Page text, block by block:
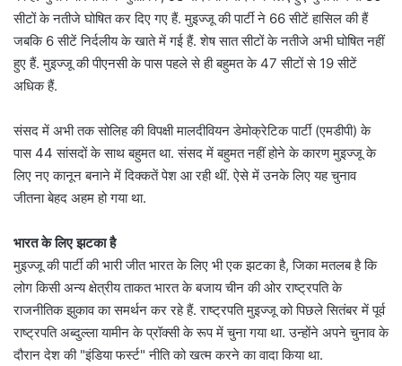
सीटों के नतीजे घोषित कर दिए गए हैं. मुइज्जू की पार्टी ने 66 सीटें हासिल की हैं
जबकि 6 सीटें निर्दलीय के खाते में गई हैं. शेष सात सीटों के नतीजे अभी घोषित नहीं
हुए हैं. मुइज्जू की पीएनसी के पास पहले से ही बहुमत के 47 सीटों से 19 सीटें
अधिक हैं.
संसद में अभी तक सोलिह की विपक्षी मालदीवियन डेमोक्रेटिक पार्टी (एमडीपी) के
पास 44 सांसदों के साथ बहुमत था. संसद में बहुमत नहीं होने के कारण मुइज्जू के
लिए नए कानून बनाने में दिक्कतें पेश आ रही थीं. ऐसे में उनके लिए यह चुनाव
जीतना बेहद अहम हो गया था.
भारत के लिए झटका है
मुइज्जू की पार्टी की भारी जीत भारत के लिए भी एक झटका है, जिका मतलब है कि
लोग किसी अन्य क्षेत्रीय ताकत भारत के बजाय चीन की ओर राष्ट्रपति के
राजनीतिक झुकाव का समर्थन कर रहे हैं. राष्ट्रपति मुइज्जू को पिछले सितंबर में पूर्व
राष्ट्रपति अब्दुल्ला यामीन के प्रॉक्सी के रूप में चुना गया था. उन्होंने अपने चुनाव के
दौरान देश की "इंडिया फर्स्ट" नीति को खत्म करने का वादा किया था.